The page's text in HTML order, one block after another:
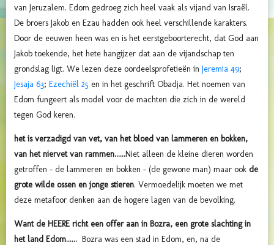
van Jeruzalem. Edom gedroeg zich heel vaak als vijand van Israël.
De broers Jakob en Ezau hadden ook heel verschillende karakters.
Door de eeuwen heen was en is het eerstgeboorterecht, dat God aan
Jakob toekende, het hete hangijzer dat aan de vijandschap ten
grondslag ligt. We lezen deze oordeelsprofetieën in Jeremia 49;
Jesaja 63; Ezechiël 25 en in het geschrift Obadja. Het noemen van
Edom fungeert als model voor de machten die zich in de wereld
tegen God keren.
het is verzadigd van vet, van het bloed van lammeren en bokken,
van het niervet van rammen......Niet alleen de kleine dieren worden
getroffen – de lammeren en bokken – (de gewone man) maar ook de
grote wilde ossen en jonge stieren. Vermoedelijk moeten we met
deze metafoor denken aan de hogere lagen van de bevolking.
Want de HEERE richt een offer aan in Bozra, een grote slachting in
het land Edom...... Bozra was een stad in Edom, en, na de